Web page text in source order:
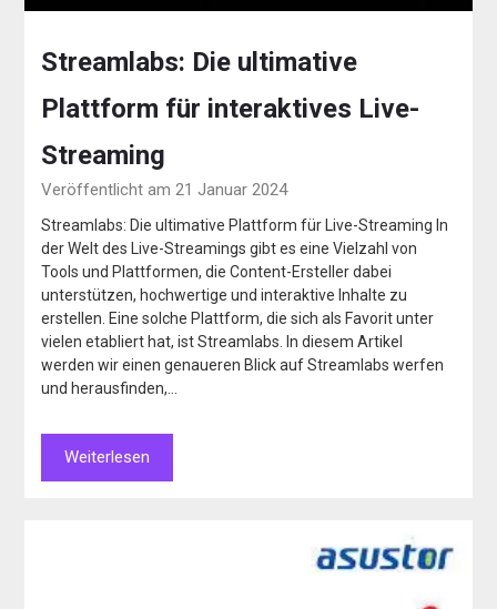
Streamlabs: Die ultimative
Plattform für interaktives Live-
Streaming
Veröffentlicht am 21 Januar 2024
Streamlabs: Die ultimative Plattform für Live-Streaming In
der Welt des Live-Streamings gibt es eine Vielzahl von
Tools und Plattformen, die Content-Ersteller dabei
unterstützen, hochwertige und interaktive Inhalte zu
erstellen. Eine solche Plattform, die sich als Favorit unter
vielen etabliert hat, ist Streamlabs. In diesem Artikel
werden wir einen genaueren Blick auf Streamlabs werfen
und herausfinden,…
Weiterlesen